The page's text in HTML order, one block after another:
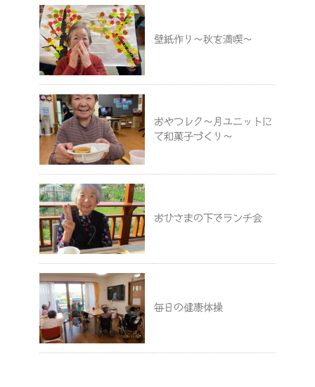
壁紙作り～秋を満喫～
おやつレク～月ユニットに
て和菓子づくり～
おひさまの下でランチ会
毎日の健康体操